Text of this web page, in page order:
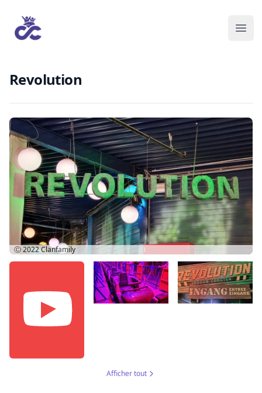
Revolution
Ⓒ 2022Clanfamily
Afficher tout